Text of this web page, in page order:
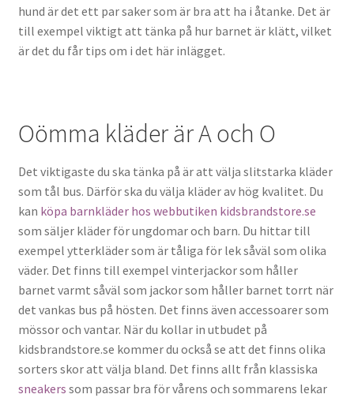
hund är det ett par saker som är bra att ha i åtanke. Det är
till exempel viktigt att tänka på hur barnet är klätt, vilket
är det du får tips om i det här inlägget.
Oömma kläder är A och O
Det viktigaste du ska tänka på är att välja slitstarka kläder
som tål bus. Därför ska du välja kläder av hög kvalitet. Du
kan köpa barnkläder hos webbutiken kidsbrandstore.se
som säljer kläder för ungdomar och barn. Du hittar till
exempel ytterkläder som är tåliga för lek såväl som olika
väder. Det finns till exempel vinterjackor som håller
barnet varmt såväl som jackor som håller barnet torrt när
det vankas bus på hösten. Det finns även accessoarer som
mössor och vantar. När du kollar in utbudet på
kidsbrandstore.se kommer du också se att det finns olika
sorters skor att välja bland. Det finns allt från klassiska
sneakers som passar bra för vårens och sommarens lekar